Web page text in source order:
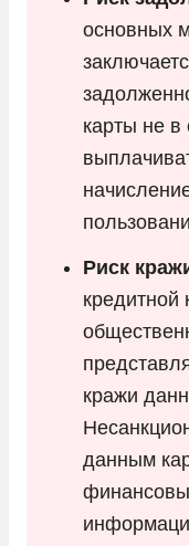
основных
карты не в
Риск
кредитной
кражи
данным